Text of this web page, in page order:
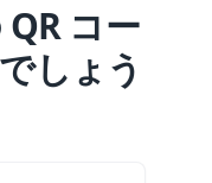
コー
しょう